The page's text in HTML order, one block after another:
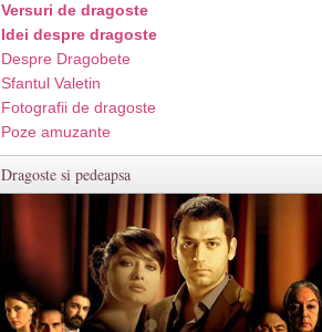
Versuri de dragoste
Idei despre dragoste
Despre Dragobete
Sfantul Valetin
Fotografii de dragoste
Poze amuzante
Dragoste si pedeapsa